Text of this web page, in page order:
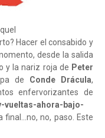
Hacer el consabido y
desde la salida
y la nariz roja de Peter
de Conde Drácula,
enfervorizantes de
vueltas-ahora-bajo-
no, paso. Este